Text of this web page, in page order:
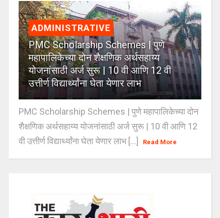
ADMINISTRATIVE
PMC Scholarship Schemes | पुणे
महापालिकेच्या दोन शैक्षणिक अर्थसहाय्य
योजनांसाठी अर्ज सुरू | 10 वी आणि 12 वी
उत्तीर्ण विद्यार्थ्यांना घेता येणार लाभ
PMC Scholarship Schemes | पुणे महापालिकेच्या दोन
शैक्षणिक अर्थसहाय्य योजनांसाठी अर्ज सुरू | 10 वी आणि 12
वी उत्तीर्ण विद्यार्थ्यांना घेता येणार लाभ [...]
Read More